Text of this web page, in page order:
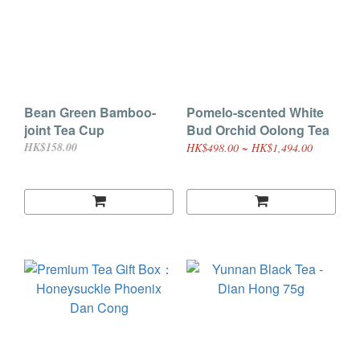
Bean Green Bamboo-
joint Tea Cup
HK$158.00
Pomelo-scented White
Bud Orchid Oolong Tea
HK$498.00 ~ HK$1,494.00